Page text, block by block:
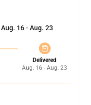
Aug. 16 - Aug. 23
Delivered
Aug. 16 - Aug. 23